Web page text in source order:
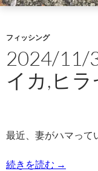
フィッシング
2024/11/
イカ,ヒ
最近、妻がハマって
続きを読む 2024/11/
→